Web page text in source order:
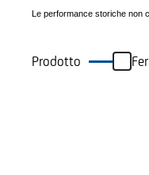
Le performance storiche non
Prodotto